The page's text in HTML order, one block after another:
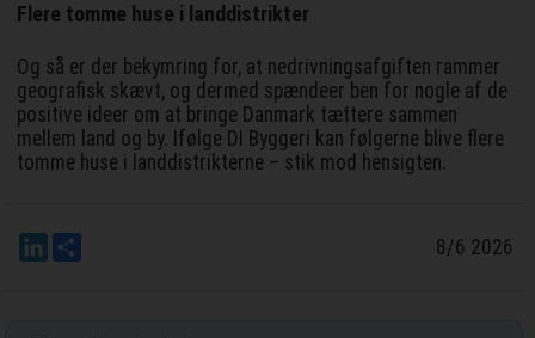
Flere tomme huse i landdistrikter
Og så er der bekymring for, at nedrivningsafgiften rammer
geografisk skævt, og dermed spændeer ben for nogle af de
positive ideer om at bringe Danmark tættere sammen
mellem land og by. Ifølge DI Byggeri kan følgerne blive flere
tomme huse i landdistrikterne – stik mod hensigten.
LinkedIn 8/6 2026